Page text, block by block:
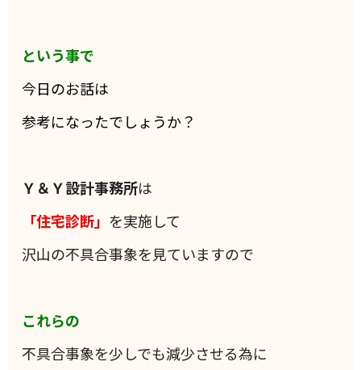
という事で
今日のお話は
参考になったでしょうか？
Ｙ＆Ｙ設計事務所は
「住宅診断」 を実施して
沢山の不具合事象を見ていますので
これらの
不具合事象を少しでも減少させる為に